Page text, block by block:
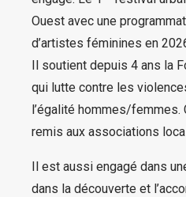
Ouest avec une
d’artistes féminines en
Il soutient depuis 4 ans la
qui lutte contre les
l’égalité hommes/femmes.
remis aux associations
Il est aussi engagé dans
dans la découverte et